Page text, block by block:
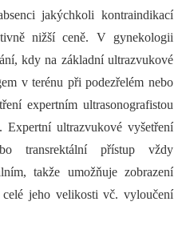
jakýchkoli kontraindikací
nižší ceně. V gynekologii
kdy na základní ultrazvukové
v terénu při podezřelém nebo
expertním ultrasonografistou
Expertní ultrazvukové vyšetření
transrektální přístup vždy
takže umožňuje zobrazení
jeho velikosti vč. vyloučení